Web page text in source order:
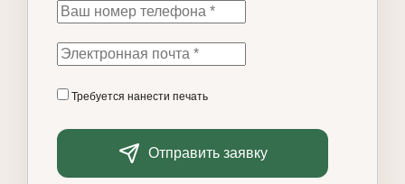
Требуется нанести печать
Отправить заявку